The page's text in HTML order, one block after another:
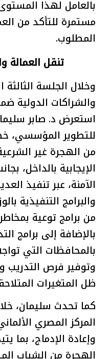
بالعامل لهذا
مستمرة للتأكد من
المطلوب.
تنقل العمالة
وخلال الجلسة الثالثة
والشراكات الدولية
استعرض د. صابر
للتطوير المؤسسي،
من الهجرة غير
الإيجابية بالداخل،
الآمنة، عبر تنفيذ
والبرامج التنفيذية
من برامج توعية
بالإضافة إلى برامج
بالمحافظات التي
وتوفير فرص التدريب
ظل المتغيرات
كما تحدث سليمان،
المركز المصري
وإعادة الإدماج، بما